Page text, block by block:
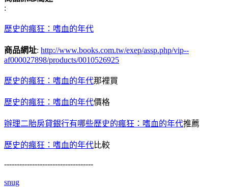
:
歷史的瘋狂：嗜血的年代
商品網址: http://www.books.com.tw/exep/assp.php/vip--
af000027898/products/0010526925
歷史的瘋狂：嗜血的年代那裡買
歷史的瘋狂：嗜血的年代價格
辦理二胎房貸銀行有哪些歷史的瘋狂：嗜血的年代推薦
歷史的瘋狂：嗜血的年代比較
-----------------------------------
snug